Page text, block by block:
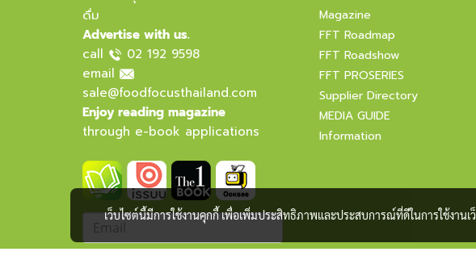
ดื่ม
Advertise with us.
call
02 192 9598
email
sale@foodfocusthailand.com
Enjoy reading magazine
through e-book applications
Magazine
FFT Roadmap
FFT Roadshow
FFT PROSERIES
Supplier Directory
MEDIA GUIDE
Information
เว็บไซต์นี้มีการใช้งานคุกกี้ เพื่อเพิ่มประสิทธิภาพและประสบการณ์ที่ดีในการใช้งาน